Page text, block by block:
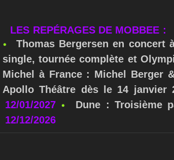
LES REPÉRAGES DE MOBBEE :
Thomas Bergersen en concert
single, tournée complète et
Michel à France : Michel Berger
Apollo Théâtre dès le 14 janvier
12/01/2027
Dune : Troisième
12/12/2026